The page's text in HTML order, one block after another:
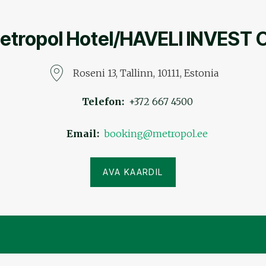
Hotel/HAVELI INVEST
Roseni 13, Tallinn, 10111, Estonia
Telefon +372 667 4500
Email booking@metropol.ee
AVA KAARDIL